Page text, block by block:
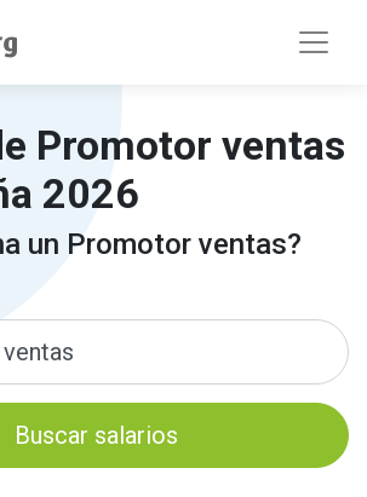
Promotor ventas
2026
un Promotor ventas?
Buscar salarios